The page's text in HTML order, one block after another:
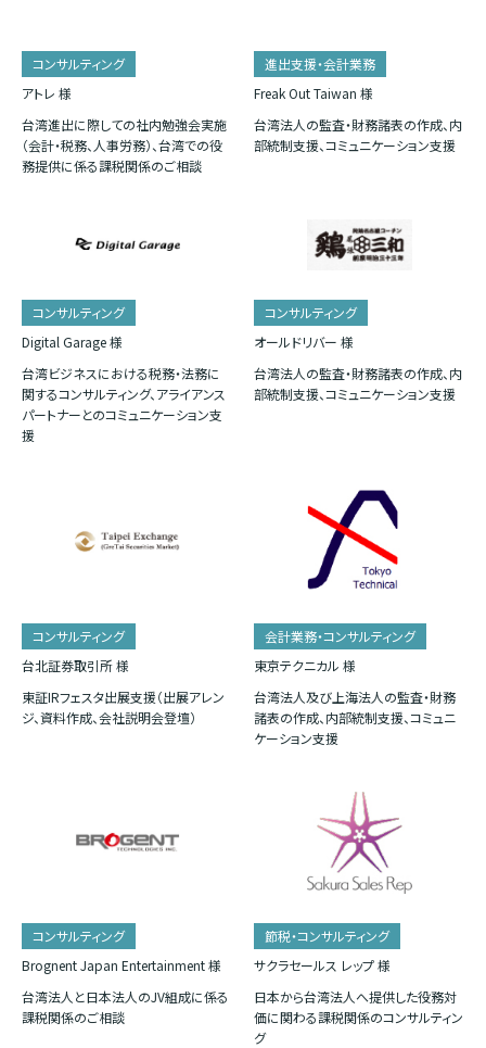
コンサルティング
アトレ 様
台湾進出に際しての社内勉強会実施
（会計・税務、人事労務）、台湾での役
務提供に係る課税関係のご相談
進出支援・会計業務
Freak Out Taiwan 様
台湾法人の監査・財務諸表の作成、内
部統制支援、コミュニケーション支援
コンサルティング
Digital Garage 様
台湾ビジネスにおける税務・法務に
関するコンサルティング、アライアンス
パートナーとのコミュニケーション支
援
コンサルティング
オールドリバー 様
台湾法人の監査・財務諸表の作成、内
部統制支援、コミュニケーション支援
コンサルティング
台北証券取引所 様
東証IRフェスタ出展支援（出展アレン
ジ、資料作成、会社説明会登壇）
会計業務・コンサルティング
東京テクニカル 様
台湾法人及び上海法人の監査・財務
諸表の作成、内部統制支援、コミュニ
ケーション支援
コンサルティング
Brognent Japan Entertainment 様
台湾法人と日本法人のJV組成に係る
課税関係のご相談
節税・コンサルティング
サクラセールス レップ 様
日本から台湾法人へ提供した役務対
価に関わる課税関係のコンサルティン
グ